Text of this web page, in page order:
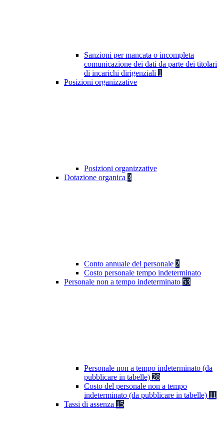
Sanzioni per mancata o incompleta
comunicazione dei dati da parte dei titolari
di incarichi dirigenziali 1
Posizioni organizzative
Posizioni organizzative
Dotazione organica 3
Conto annuale del personale 2
Costo personale tempo indeterminato
Personale non a tempo indeterminato 53
Personale non a tempo indeterminato (da
pubblicare in tabelle) 28
Costo del personale non a tempo
indeterminato (da pubblicare in tabelle) 11
Tassi di assenza 15